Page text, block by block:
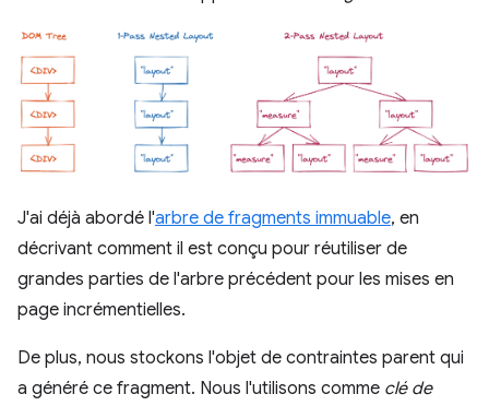
J'ai déjà abordé l'arbre de fragments immuable, en
décrivant comment il est conçu pour réutiliser de
grandes parties de l'arbre précédent pour les mises en
page incrémentielles.
De plus, nous stockons l'objet de contraintes parent qui
a généré ce fragment. Nous l'utilisons comme clé de